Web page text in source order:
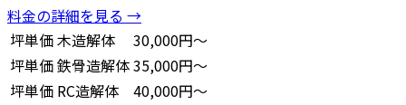
料金の詳細を見る →
坪単価木造解体
30,000円～
坪単価鉄骨造解体35,000円～
坪単価 RC造解体
40,000円～